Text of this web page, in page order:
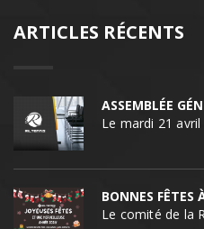
ARTICLES RÉCENTS
ASSEMBLÉE
Le mardi 21 avril
BONNES FÊTES
Le comité de la